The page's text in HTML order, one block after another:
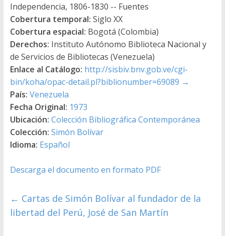
Independencia, 1806-1830 -- Fuentes
Cobertura temporal: Siglo XX
Cobertura espacial: Bogotá (Colombia)
Derechos: Instituto Autónomo Biblioteca Nacional y
de Servicios de Bibliotecas (Venezuela)
Enlace al Catálogo: http://sisbiv.bnv.gob.ve/cgi-
bin/koha/opac-detail.pl?biblionumber=69089 →
País: Venezuela
Fecha Original: 1973
Ubicación: Colección Bibliográfica Contemporánea
Colección: Simón Bolívar
Idioma: Español
Descarga el documento en formato PDF
← Cartas de Simón Bolívar al fundador de la
libertad del Perú, José de San Martín